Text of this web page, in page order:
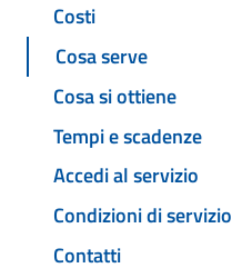
Costi
Cosa serve
Cosa si ottiene
Tempi e scadenze
Accedi al servizio
Condizioni di servizio
Contatti